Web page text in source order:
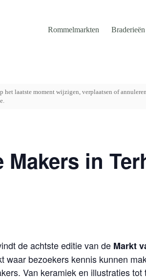
Rommelmarkten Braderieën
laatste moment wijzigen, verplaatsen of
Makers in
de achtste editie van de Markt
waar bezoekers kennis kunnen
Van keramiek en illustraties